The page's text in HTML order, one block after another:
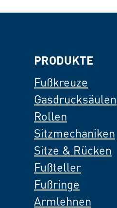
PRODUKTE
Fußkreuze
Gasdrucksäulen
Rollen
Sitzmechaniken
Sitze & Rücken
Fußteller
Fußringe
Armlehnen